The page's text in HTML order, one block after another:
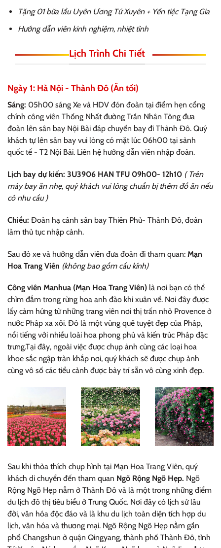
Tặng 01 bữa lẩu Uyên Ương Tứ Xuyên + Yến tiệc Tạng Gia
Hướng dẫn viên kinh nghiệm, nhiệt tình
Lịch Trình Chi Tiết
Ngày 1: Hà Nội - Thành Đô (Ăn tối)
Sáng: 05h00 sáng Xe và HDV đón đoàn tại điểm hẹn cổng
chính công viên Thống Nhất đường Trần Nhân Tông đưa
đoàn lên sân bay Nội Bài đáp chuyến bay đi Thành Đô. Quý
khách tự lên sân bay vui lòng có mặt lúc 06h00 tại sảnh
quốc tế - T2 Nội Bài. Liên hệ hướng dẫn viên nhập đoàn.
Lịch bay dự kiến: 3U3906 HAN TFU 09h00- 12h10 ( Trên
máy bay ăn nhẹ, quý khách vui lòng chuẩn bị thêm đồ ăn nếu
có nhu cầu )
Chiều: Đoàn hạ cánh sân bay Thiên Phủ- Thành Đô, đoàn
làm thủ tục nhập cảnh.
Sau đó xe và hướng dẫn viên đưa đoàn đi tham quan: Mạn
Hoa Trang Viên (không bao gồm cầu kính)
Công viên Manhua (Mạn Hoa Trang Viên) là nơi bạn có thể
chìm đắm trong rừng hoa anh đào khi xuân về. Nơi đây được
lấy cảm hứng từ những trang viên nơi thị trấn nhỏ Provence ở
nước Pháp xa xôi. Đó là một vùng quê tuyệt đẹp của Pháp,
nổi tiếng với nhiều loài hoa phong phú và kiến trúc Pháp đặc
trưng.Tại đây, ngoài việc được chụp ảnh cùng các loại hoa
khoe sắc ngập tràn khắp nơi, quý khách sẽ được chụp ảnh
cùng vô số các tiểu cảnh được bày trí sẵn vô cùng xinh đẹp.
Sau khi thỏa thích chụp hình tại Mạn Hoa Trang Viên, quý
khách di chuyển đến tham quan Ngõ Rộng Ngõ Hẹp. Ngõ
Rộng Ngõ Hẹp nằm ở Thành Đô và là một trong những điểm
du lịch đô thị tiêu biểu ở Trung Quốc. Nơi đây có lịch sử lâu
đời, văn hóa độc đáo và là khu du lịch toàn diện tích hợp du
lịch, văn hóa và thương mại. Ngõ Rộng Ngõ Hẹp nằm gần
phố Changshun ở quận Qingyang, thành phố Thành Đô, tỉnh